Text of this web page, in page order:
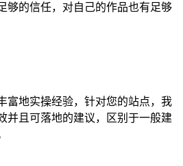
够的信任，对自己的作品也有足够
富地实操经验，针对您的站点，我
并且可落地的建议，区别于一般建